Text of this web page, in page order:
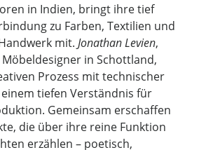
in Indien, bringt ihre tief
zu Farben, Textilien und
mit. Jonathan Levien,
in Schottland,
Prozess mit technischer
tiefen Verständnis für
Gemeinsam erschaffen
die über ihre reine Funktion
erzählen – poetisch,